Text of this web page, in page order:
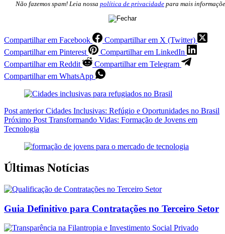
Não fazemos spam! Leia nossa política de privacidade para mais
Compartilhar em Facebook
Compartilhar em X (Twitter)
Compartilhar em Pinterest
Compartilhar em LinkedIn
Compartilhar em Reddit
Compartilhar em Telegram
Compartilhar em WhatsApp
Post anteriorCidades Inclusivas: Refúgio e Oportunidades no Brasil
Próximo Post Transformando Vidas: Formação de Jovens em
Tecnologia
Últimas Notícias
Guia Definitivo para Contratações no Terceiro Setor